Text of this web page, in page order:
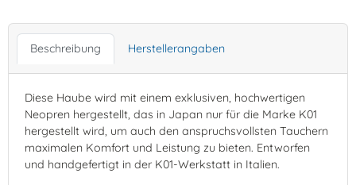
Beschreibung Herstellerangaben
Diese Haube wird mit einem exklusiven, hochwertigen
Neopren hergestellt, das in Japan nur für die Marke K01
hergestellt wird, um auch den anspruchsvollsten Tauchern
maximalen Komfort und Leistung zu bieten. Entworfen
und handgefertigt in der K01-Werkstatt in Italien.